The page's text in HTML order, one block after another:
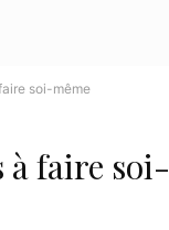
soi-même
à faire soi-